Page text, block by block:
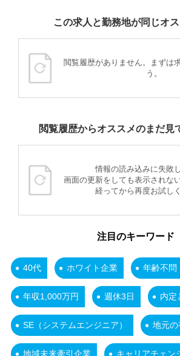
この求人と勤務地が同じオ
閲覧履歴がありません。まずは
う。
閲覧履歴からオススメのまだ見
情報の読み込みに失敗
画面の更新をしても表示されな
経ってから再度お試し
注目のキーワード
40代 ホワイト企業 年齢不問
年収1,000万円 週休3日 内定
SE（システムエンジニア） 地元
地域未来牽引企業 キャリアチェン